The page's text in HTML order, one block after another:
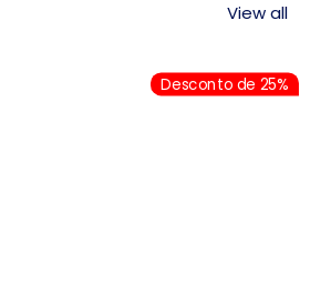
View all
Desconto de 25%